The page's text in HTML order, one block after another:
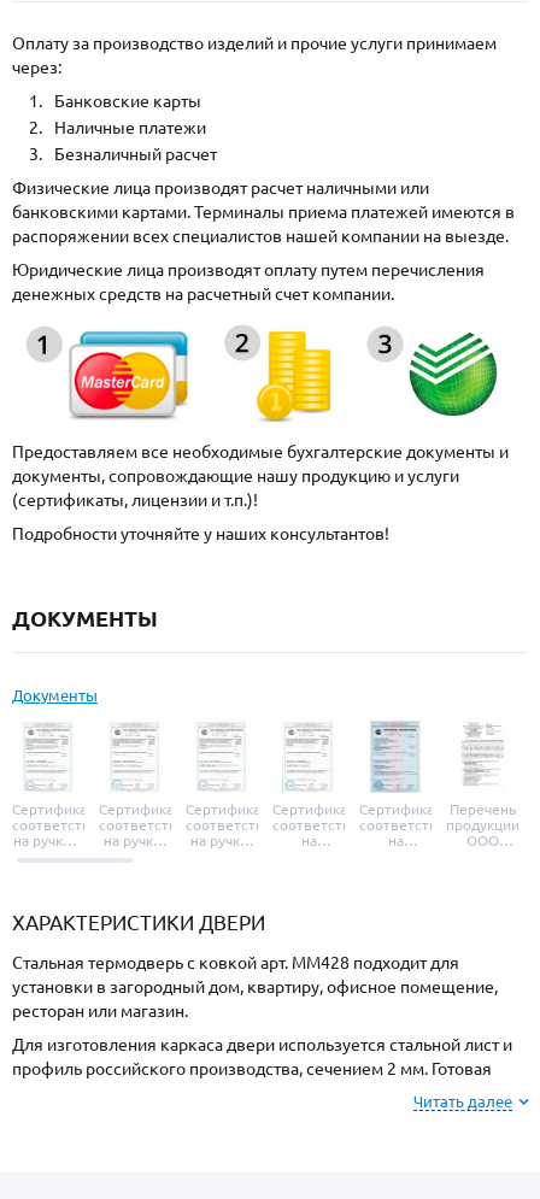
Оплату за производство изделий и прочие услуги принимаем
через:
Банковские карты
Наличные платежи
Безналичный расчет
Физические лица производят расчет наличными или
банковскими картами. Терминалы приема платежей имеются в
распоряжении всех специалистов нашей компании на выезде.
Юридические лица производят оплату путем перечисления
денежных средств на расчетный счет компании.
Предоставляем все необходимые бухгалтерские документы и
документы, сопровождающие нашу продукцию и услуги
(сертификаты, лицензии и т.п.)!
Подробности уточняйте у наших консультантов!
ДОКУМЕНТЫ
Документы
Сертификат
соответствия
на ручки и
броненакладки
Сертификат
соответствия
на ручки-
защелки
Сертификат
соответствия
на ручки-
Сертификат
соответствия
на
Сертификат
соответствия
на
Перечень
продукции
ООО
ХАРАКТЕРИСТИКИ ДВЕРИ
Стальная термодверь с ковкой арт. ММ428 подходит для
установки в загородный дом, квартиру, офисное помещение,
ресторан или магазин.
Для изготовления каркаса двери используется стальной лист и
профиль российского производства, сечением 2 мм. Готовая
конструкция имеет повышенную жесткость и устойчивость к
Читать далее